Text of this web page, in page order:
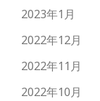
2023年1月
2022年12月
2022年11月
2022年10月